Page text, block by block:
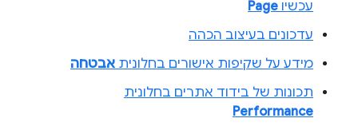
עכשיו Page
עדכונים בעיצוב הכהה
מידע על שקיפות אישורים בחלונית אבטחה
תכונות של בידוד אתרים בחלונית
Performance